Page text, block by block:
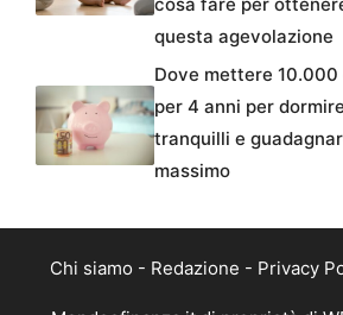
questa agevolazione
Dove mettere 10.000
per 4 anni per dormire
tranquilli e
massimo
Chi siamo - Redazione - Privacy